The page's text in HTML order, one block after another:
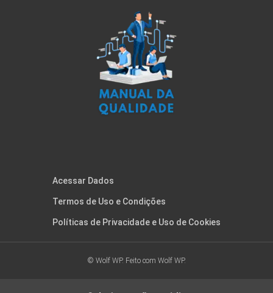
Acessar Dados
Termos de Uso e Condições
Políticas de Privacidade e Uso de Cookies
© Wolf WP. Feito com Wolf WP.